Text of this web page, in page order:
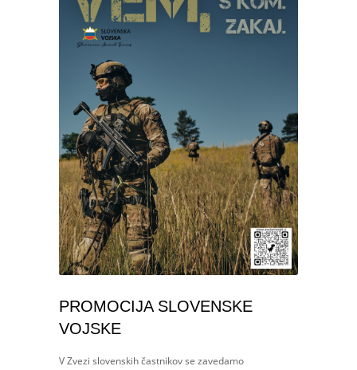
PROMOCIJA SLOVENSKE
VOJSKE
V Zvezi slovenskih častnikov se zavedamo